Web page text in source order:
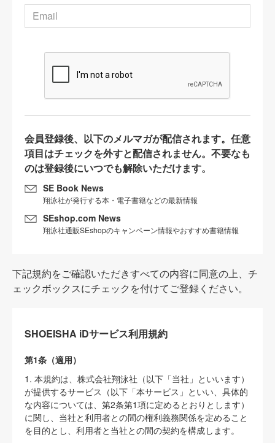
会員登録後、以下のメルマガが配信されます。任意
項目はチェックを外すと配信されません。不要なも
のは登録後にいつでも解除いただけます。
SE Book News
翔泳社が発行する本・電子書籍などの最新情報
SEshop.com News
翔泳社通販SEshopのキャンペーン情報やおすすめ書籍情報
下記規約をご確認いただきすべての内容に同意の上、チ
ェックボックスにチェックを付けてご登録ください。
SHOEISHA iDサービス利用規約
第1条（適用）
1. 本規約は、株式会社翔泳社（以下「当社」といいます）
が提供するサービス（以下「本サービス」といい、具体的
な内容については、第2条第1項に定めるとおりとします）
に関し、当社と利用者との間の権利義務関係を定めること
を目的とし、利用者と当社との間の契約を構成します。